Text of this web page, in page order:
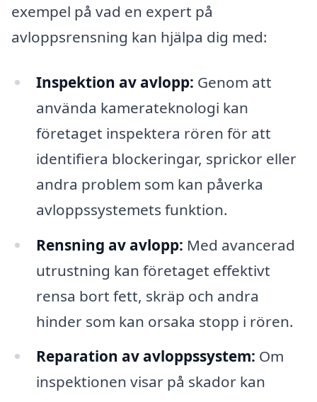
exempel på vad en expert på
avloppsrensning kan hjälpa dig med:
Inspektion av avlopp: Genom att
använda kamerateknologi kan
företaget inspektera rören för att
identifiera blockeringar, sprickor eller
andra problem som kan påverka
avloppssystemets funktion.
Rensning av avlopp: Med avancerad
utrustning kan företaget effektivt
rensa bort fett, skräp och andra
hinder som kan orsaka stopp i rören.
Reparation av avloppssystem: Om
inspektionen visar på skador kan